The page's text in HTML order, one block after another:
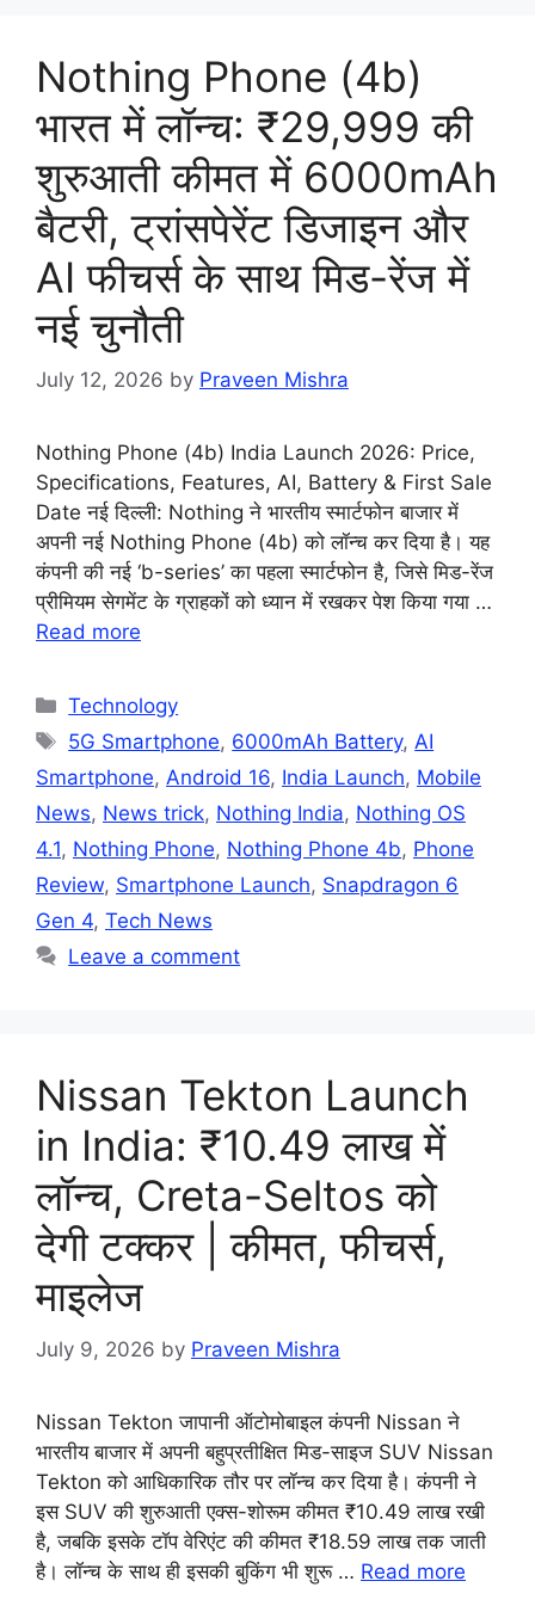
Nothing Phone (4b)
भारत में लॉन्च: ₹29,999 की
शुरुआती कीमत में 6000mAh
बैटरी, ट्रांसपेरेंट डिजाइन और
AI फीचर्स के साथ मिड-रेंज में
नई चुनौती
July 12, 2026 by Praveen Mishra
Nothing Phone (4b) India Launch 2026: Price,
Specifications, Features, AI, Battery & First Sale
Date नई दिल्ली: Nothing ने भारतीय स्मार्टफोन बाजार में
अपनी नई Nothing Phone (4b) को लॉन्च कर दिया है। यह
कंपनी की नई ‘b-series’ का पहला स्मार्टफोन है, जिसे मिड-रेंज
प्रीमियम सेगमेंट के ग्राहकों को ध्यान में रखकर पेश किया गया …
Read more
Categories
Technology
Tags
5G Smartphone, 6000mAh Battery,AI
Smartphone, Android 16, India Launch, Mobile
News, News trick, Nothing India, Nothing OS
4.1, Nothing Phone, Nothing Phone 4b, Phone
Review, Smartphone Launch, Snapdragon 6
Gen 4, Tech News
Leave a comment
Nissan Tekton Launch
in India: ₹10.49 लाख में
लॉन्च, Creta-Seltos को
देगी टक्कर | कीमत, फीचर्स,
माइलेज
July 9, 2026 by Praveen Mishra
Nissan Tekton जापानी ऑटोमोबाइल कंपनी Nissan ने
भारतीय बाजार में अपनी बहुप्रतीक्षित मिड-साइज SUV Nissan
Tekton को आधिकारिक तौर पर लॉन्च कर दिया है। कंपनी ने
इस SUV की शुरुआती एक्स-शोरूम कीमत ₹10.49 लाख रखी
है, जबकि इसके टॉप वेरिएंट की कीमत ₹18.59 लाख तक जाती
है। लॉन्च के साथ ही इसकी बुकिंग भी शुरू … Read more